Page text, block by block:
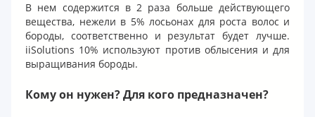
В нем содержится в 2 раза больше действующего
вещества, нежели в 5% лосьонах для роста волос и
бороды, соответственно и результат будет лучше.
iiSolutions 10% используют против облысения и для
выращивания бороды.
Кому он нужен? Для кого предназначен?